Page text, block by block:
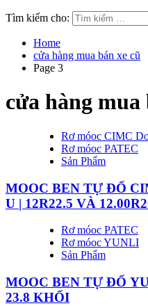
Tìm kiếm cho:
Home
cửa hàng mua bán xe cũ
Page 3
cửa hàng mua
Rơ móoc CIMC
Rơ móoc PATEC
Sản Phẩm
MOOC BEN TỰ ĐỔ
U | 12R22.5 VÀ
Rơ móoc PATEC
Rơ móoc YUNLI
Sản Phẩm
MOOC BEN TỰ ĐỔ
23.8 KHỐI